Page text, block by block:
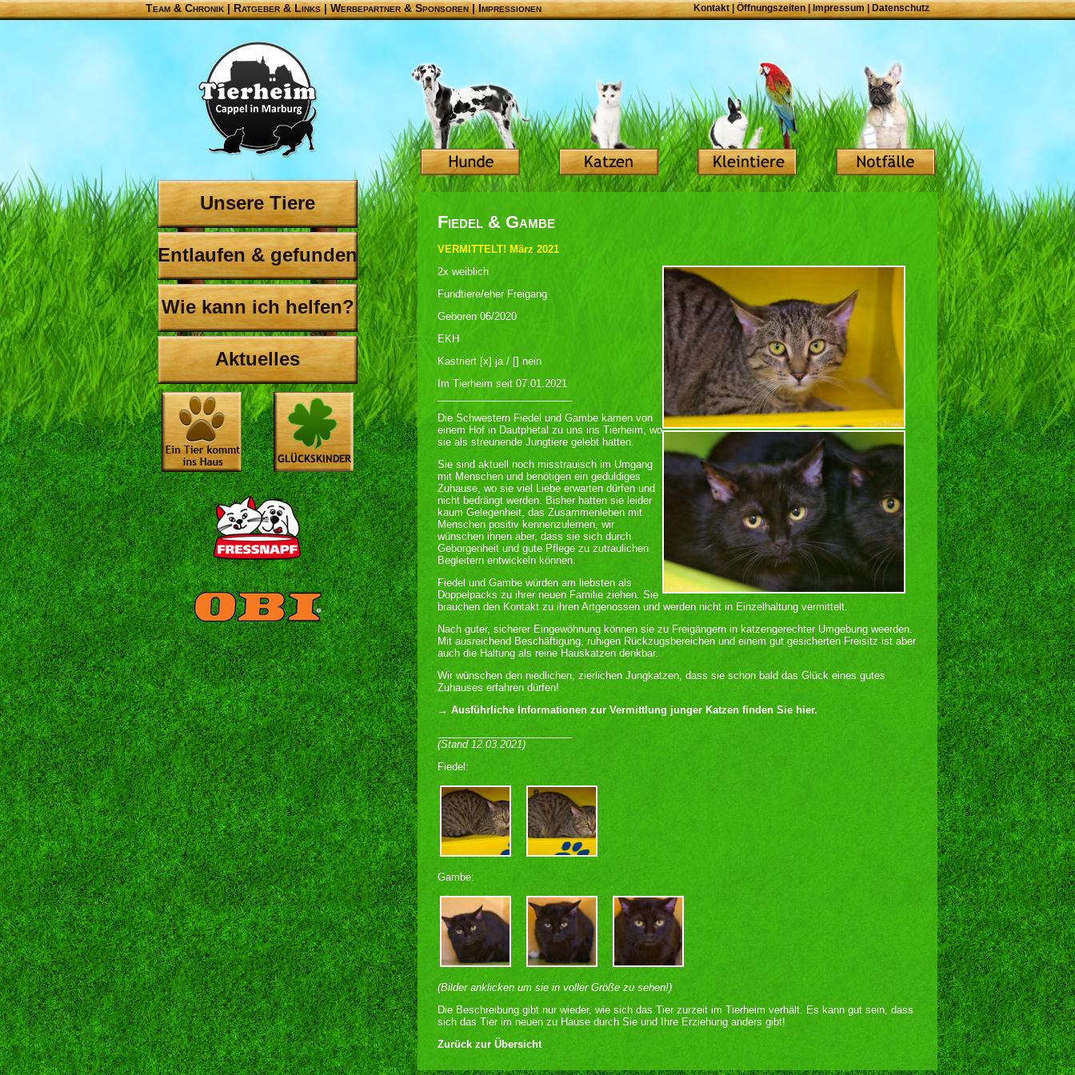
Team & Chronik |Ratgeber & Links|Werbepartner & Sponsoren|Impressionen Kontakt Öffnungszeiten| Impressum|Datenschutz
Unsere Tiere
Entlaufen & gefunden
Wie kann ich helfen?
Aktuelles
Fiedel & Gambe
VERMITTELT! März 2021
2x weiblich
Fundtiere/eher Freigang
Geboren 06/2020
EKH
Kastriert [x] ja / [] nein
Im Tierheim seit 07.01.2021
Die Schwestern Fiedel und Gambe kamen von
einem Hof in Dautphetal zu uns ins Tierheim, wo
sie als streunende Jungtiere gelebt hatten.
Sie sind aktuell noch misstrauisch im Umgang
mit Menschen und benötigen ein geduldiges
Zuhause, wo sie viel Liebe erwarten dürfen und
nicht bedrängt werden. Bisher hatten sie leider
kaum Gelegenheit, das Zusammenleben mit
Menschen positiv kennenzulernen, wir
wünschen ihnen aber, dass sie sich durch
Geborgenheit und gute Pflege zu zutraulichen
Begleitern entwickeln können.
Fiedel und Gambe würden am liebsten als
Doppelpacks zu ihrer neuen Familie ziehen. Sie
brauchen den Kontakt zu ihren Artgenossen und werden nicht in Einzelhaltung vermittelt.
Nach guter, sicherer Eingewöhnung können sie zu Freigängern in katzengerechter Umgebung weerden.
Mit ausreichend Beschäftigung, ruhigen Rückzugsbereichen und einem gut gesicherten Freisitz ist aber
auch die Haltung als reine Hauskatzen denkbar.
Wir wünschen den niedlichen, zierlichen Jungkatzen, dass sie schon bald das Glück eines gutes
Zuhauses erfahren dürfen!
→ Ausführliche Informationen zur Vermittlung junger Katzen finden Sie hier.
________________________
(Stand 12.03.2021)
Fiedel:
Gambe:
(Bilder anklicken um sie in voller Größe zu sehen!)
Die Beschreibung gibt nur wieder, wie sich das Tier zurzeit im Tierheim verhält. Es kann gut sein, dass
sich das Tier im neuen zu Hause durch Sie und Ihre Erziehung anders gibt!
Zurück zur Übersicht